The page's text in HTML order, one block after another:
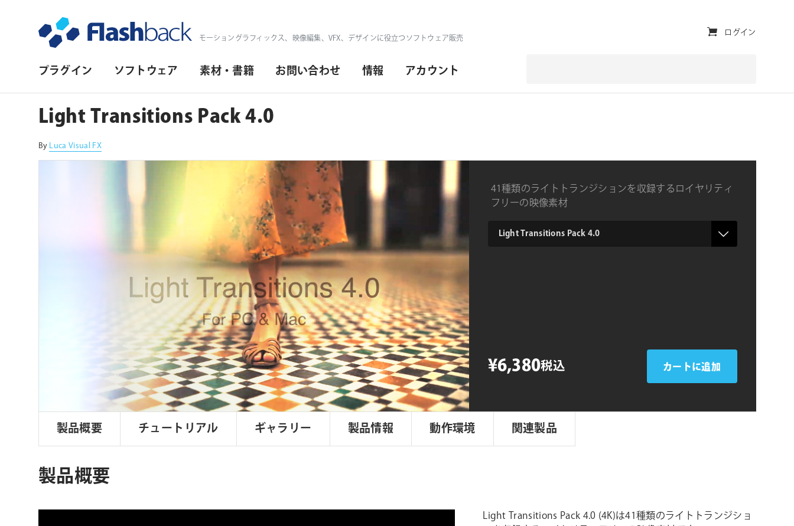
モーショングラフィックス、映像編集、VFX、デザインに役立つソフトウェア販売
プ
イ
マ
リ・
プラグイン ソフトウェア 素材・書籍 お問い合わせ 情報 アカウント
ユ
ィ
ィ・
ナ
ゲ
ー
ログイン
Light Transitions Pack 4.0
By Luca Visual FX
41種類のライトトランジションを収録するロイヤリティ
フリーの映像素材
type
¥6,380税込 カートに追加
製品概要 チュートリアル ギャラリー 製品情報 動作環境 関連製品
製品概要
Light Transitions Pack 4.0 (4K)は41種類のライトトランジショ